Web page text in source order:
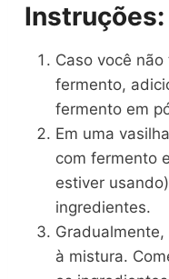
Instruções:
Caso você
fermento,
fermento em
Em uma
com fermento
estiver
ingredientes.
à mistura.